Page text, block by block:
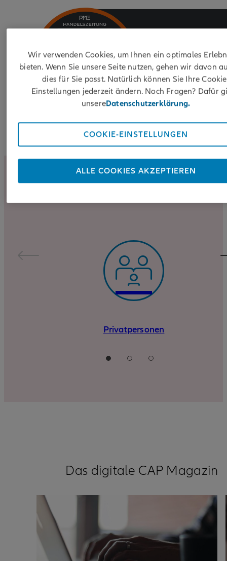
UNSER RECHTSSCHUTZ FÜR
Privatpersonen
Das digitale CAP Magazin
Wir verwenden Cookies, um Ihnen ein optimales
bieten. Wenn Sie unsere Seite nutzen, gehen wir davon
dies für Sie passt. Natürlich können Sie Ihre
Einstellungen jederzeit ändern. Noch Fragen? Dafür
unsereDatenschutzerklärung.
COOKIE-EINSTELLUNGEN
ALLE COOKIES AKZEPTIEREN